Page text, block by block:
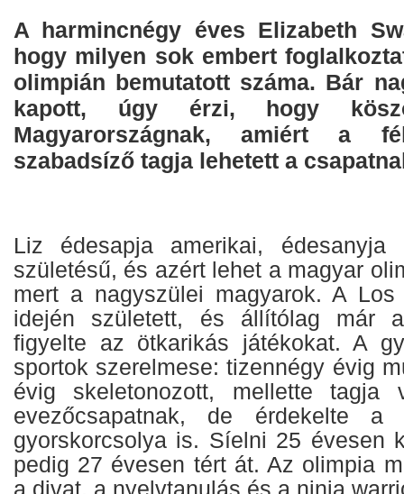
A harmincnégy éves Elizabeth
hogy milyen sok embert
olimpián bemutatott száma. Bár
kapott, úgy érzi, hogy
Magyarországnak, amiért a
szabadsíző tagja lehetett a
Liz édesapja amerikai, édesanyja
születésű, és azért lehet a magyar
mert a nagyszülei magyarok. A Los
idején született, és állítólag már
figyelte az ötkarikás játékokat. A
sportok szerelmese: tizennégy évig
évig skeletonozott, mellette tagja
evezőcsapatnak, de érdekelte
gyorskorcsolya is. Síelni 25 évesen
pedig 27 évesen tért át. Az olimpia
a divat, a nyelvtanulás és a ninja